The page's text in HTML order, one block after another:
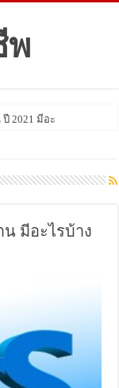
มีอะไรบ้าง มาดูกัน!
มีอะไรบ้าง